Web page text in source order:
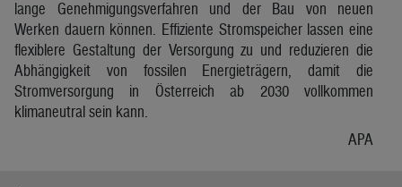
lange Genehmigungsverfahren und der Bau von neuen
Werken dauern können. Effiziente Stromspeicher lassen eine
flexiblere Gestaltung der Versorgung zu und reduzieren die
Abhängigkeit von fossilen Energieträgern, damit die
Stromversorgung in Österreich ab 2030 vollkommen
klimaneutral sein kann.
APA